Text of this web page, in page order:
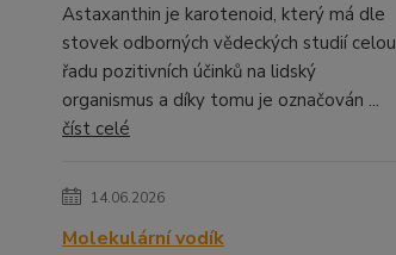
Astaxanthin je karotenoid, který má dle
stovek odborných vědeckých studií celou
řadu pozitivních účinků na lidský
organismus a díky tomu je označován ...
číst celé
14.06.2026
Molekulární vodík